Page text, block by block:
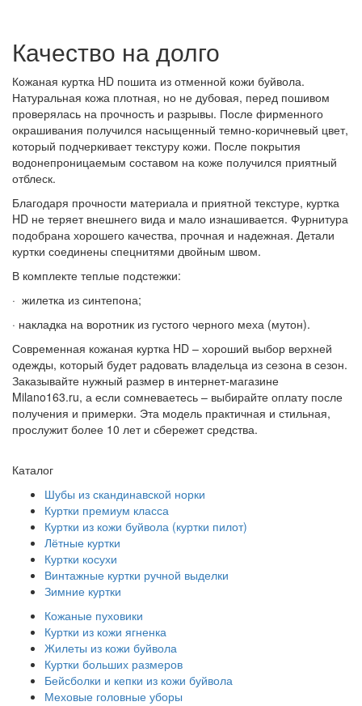
Качество на долго
Кожаная куртка HD пошита из отменной кожи буйвола.
Натуральная кожа плотная, но не дубовая, перед пошивом
проверялась на прочность и разрывы. После фирменного
окрашивания получился насыщенный темно-коричневый цвет,
который подчеркивает текстуру кожи. После покрытия
водонепроницаемым составом на коже получился приятный
отблеск.
Благодаря прочности материала и приятной текстуре, куртка
HD не теряет внешнего вида и мало изнашивается. Фурнитура
подобрана хорошего качества, прочная и надежная. Детали
куртки соединены спецнитями двойным швом.
В комплекте теплые подстежки:
· жилетка из синтепона;
· накладка на воротник из густого черного меха (мутон).
Современная кожаная куртка HD – хороший выбор верхней
одежды, который будет радовать владельца из сезона в сезон.
Заказывайте нужный размер в интернет-магазине
Milano163.ru, а если сомневаетесь – выбирайте оплату после
получения и примерки. Эта модель практичная и стильная,
прослужит более 10 лет и сбережет средства.
Каталог
Шубы из скандинавской норки
Куртки премиум класса
Куртки из кожи буйвола (куртки пилот)
Лётные куртки
Куртки косухи
Винтажные куртки ручной выделки
Зимние куртки
Кожаные пуховики
Куртки из кожи ягненка
Жилеты из кожи буйвола
Куртки больших размеров
Бейсболки и кепки из кожи буйвола
Меховые головные уборы